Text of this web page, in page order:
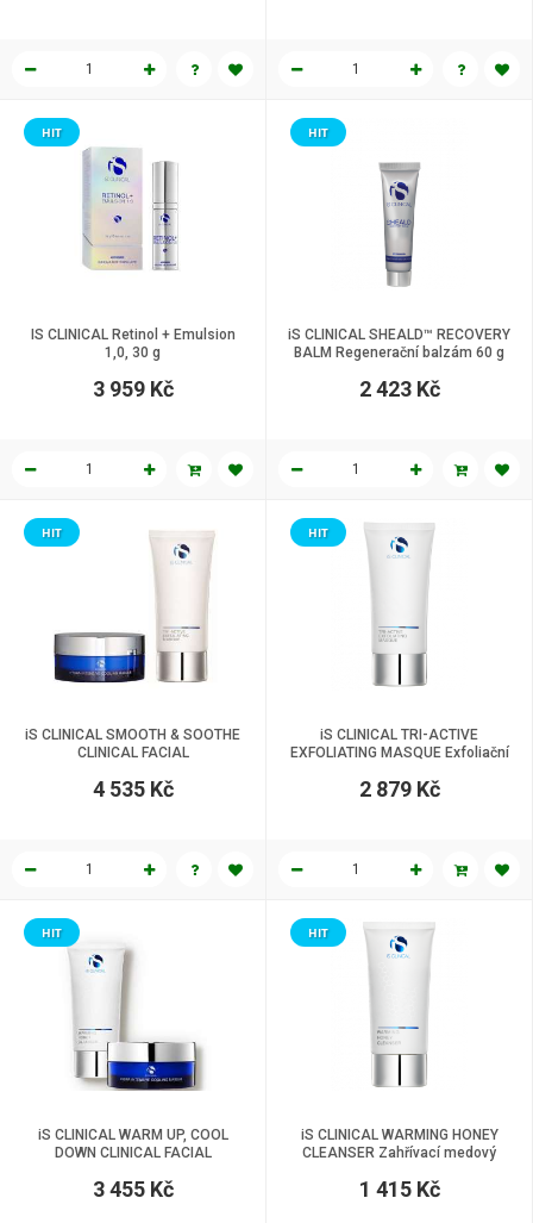
IS CLINICAL Retinol + Emulsion
1,0, 30 g
HIT
3 959 Kč
iS CLINICAL SHEALD™ RECOVERY
BALM Regenerační balzám 60 g
HIT
2 423 Kč
iS CLINICAL SMOOTH & SOOTHE
CLINICAL FACIAL
HIT
4 535 Kč
iS CLINICAL TRI-ACTIVE
EXFOLIATING MASQUE Exfoliační
HIT
2 879 Kč
iS CLINICAL WARM UP, COOL
DOWN CLINICAL FACIAL
HIT
3 455 Kč
iS CLINICAL WARMING HONEY
CLEANSER Zahřívací medový
HIT
1 415 Kč